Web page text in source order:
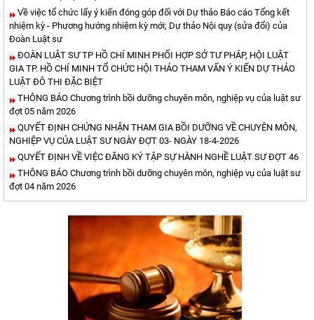
Về việc tổ chức lấy ý kiến đóng góp đối với Dự thảo Báo cáo Tổng kết
nhiệm kỳ - Phương hướng nhiệm kỳ mới; Dự thảo Nội quy (sửa đổi) của
Đoàn Luật sư
ĐOÀN LUẬT SƯ TP HỒ CHÍ MINH PHỐI HỢP SỞ TƯ PHÁP, HỘI LUẬT
GIA TP. HỒ CHÍ MINH TỔ CHỨC HỘI THẢO THAM VẤN Ý KIẾN DỰ THẢO
LUẬT ĐÔ THI ĐẶC BIỆT
THÔNG BÁO Chương trình bồi dưỡng chuyên môn, nghiệp vụ của luật sư
đợt 05 năm 2026
QUYẾT ĐỊNH CHỨNG NHẬN THAM GIA BỒI DƯỠNG VỀ CHUYÊN MÔN,
NGHIỆP VỤ CỦA LUẬT SƯ NGÀY ĐỢT 03- NGÀY 18-4-2026
QUYẾT ĐỊNH VỀ VIỆC ĐĂNG KÝ TẬP SỰ HÀNH NGHỀ LUẬT SƯ ĐỢT 46
THÔNG BÁO Chương trình bồi dưỡng chuyên môn, nghiệp vụ của luật sư
đợt 04 năm 2026